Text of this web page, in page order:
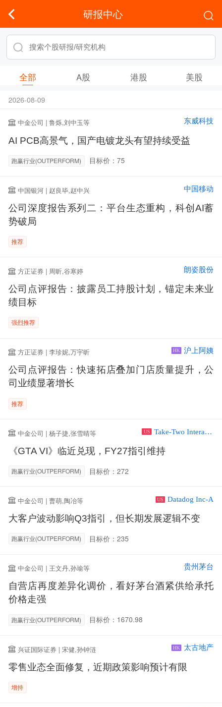
研报中心
全部 A股 港股 美股
2026-08-09
中金公司 | 鲁烁,刘中玉等 东威科技
AI PCB高景气，国产电镀龙头有望持续受益
跑赢行业(OUTPERFORM) 目标价：75
中国银河 | 赵良毕,赵中兴 中国移动
公司深度报告系列二：平台生态重构，科创AI蓄
势破局
推荐
方正证券 | 周昕,谷寒婷 朗姿股份
公司点评报告：披露员工持股计划，锚定未来业
绩目标
强烈推荐
方正证券 | 李珍妮,万宇昕 HK 沪上阿姨
公司点评报告：快速拓店叠加门店质量提升，公
司业绩显著增长
推荐
中金公司 | 杨子捷,张雪晴等 US Take-Two Interactive Software Inc
《GTA VI》临近兑现，FY27指引维持
跑赢行业(OUTPERFORM) 目标价：272
中金公司 | 曹萌,陶冶等 US Datadog Inc-A
大客户波动影响Q3指引，但长期发展逻辑不变
跑赢行业(OUTPERFORM) 目标价：235
中金公司 | 王文丹,孙瑜等 贵州茅台
自营店再度差异化调价，看好茅台酒紧供给承托
价格走强
跑赢行业(OUTPERFORM) 目标价：1670.98
兴证国际证券 | 宋健,孙钟涟 HK 太古地产
零售业态全面修复，近期政策影响预计有限
增持